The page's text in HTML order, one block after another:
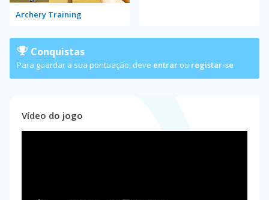
Archery Training
Conquistas
Para guardar a sua pontuação, deve entrar ou registar-se
Vídeo do jogo